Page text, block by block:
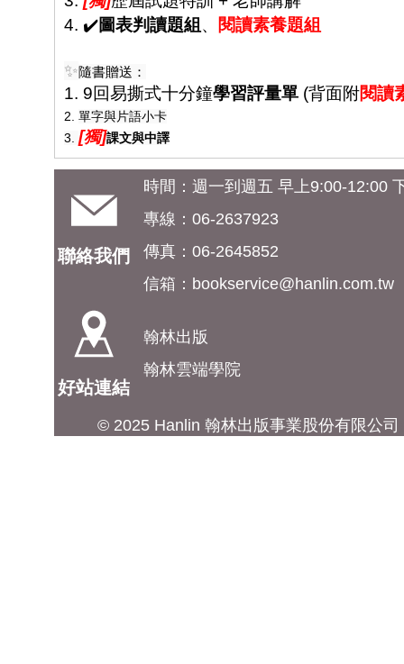
4. ✔️圖表判讀題組 、 閱讀素養題組
✨隨書贈送：
1. 9回易撕式十分鐘學習評量單 (背面附閱讀
2. 單字與片語小卡
3. [獨]課文與中譯
聯絡我們
時間：週一到週五 早上9:00-12:00
專線：06-2637923
傳真：06-2645852
信箱： bookservice@hanlin.com.tw
好站連結
翰林出版
翰林雲端學院
© 2025 Hanlin 翰林出版事業股份有限公司